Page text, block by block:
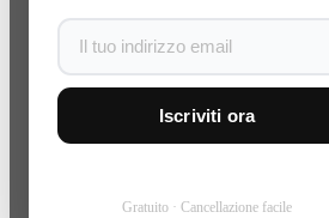
Iscriviti ora
Gratuito · Cancellazione facile